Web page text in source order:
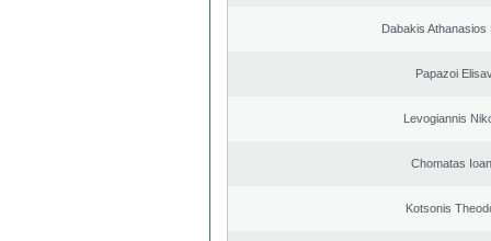
Dabakis Athanasios
Papazoi
Levogiannis
Chomatas
Kotsonis